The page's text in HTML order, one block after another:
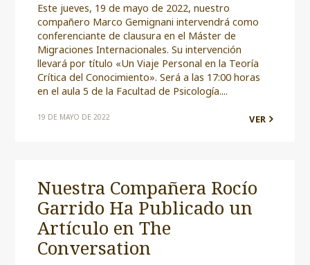
Este jueves, 19 de mayo de 2022, nuestro
compañero Marco Gemignani intervendrá como
conferenciante de clausura en el Máster de
Migraciones Internacionales. Su intervención
llevará por título «Un Viaje Personal en la Teoría
Crítica del Conocimiento». Será a las 17:00 horas
en el aula 5 de la Facultad de Psicología....
19 DE MAYO DE 2022 VER
Nuestra Compañera Rocío
Garrido Ha Publicado un
Artículo en The
Conversation